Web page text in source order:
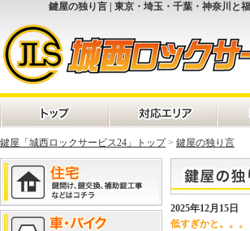
鍵屋の独り言 | 東京・埼玉・千葉・神奈川と
鍵屋「城西ロックサービス24」トップ> 鍵屋の独り言
2025年12月15日
低すぎかと。。。